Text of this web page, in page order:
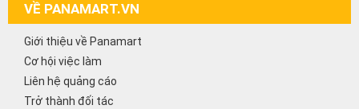
VỀ PANAMART.VN
Giới thiệu về Panamart
Cơ hội việc làm
Liên hệ quảng cáo
Trở thành đối tác